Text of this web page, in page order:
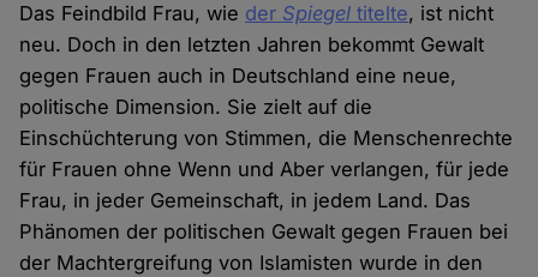
Das Feindbild Frau, wie der Spiegel titelte, ist nicht
neu. Doch in den letzten Jahren bekommt Gewalt
gegen Frauen auch in Deutschland eine neue,
politische Dimension. Sie zielt auf die
Einschüchterung von Stimmen, die Menschenrechte
für Frauen ohne Wenn und Aber verlangen, für jede
Frau, in jeder Gemeinschaft, in jedem Land. Das
Phänomen der politischen Gewalt gegen Frauen bei
der Machtergreifung von Islamisten wurde in den